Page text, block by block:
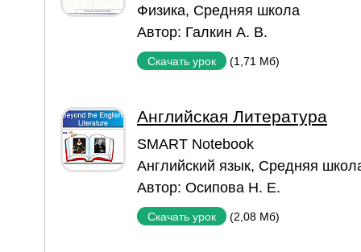
Физика, Средняя школа
Автор: Галкин А. В.
Скачать урок (1,71 Мб)
Английская Литература
SMART Notebook
Английский язык, Средняя
Автор: Осипова Н. Е.
Скачать урок (2,08 Мб)